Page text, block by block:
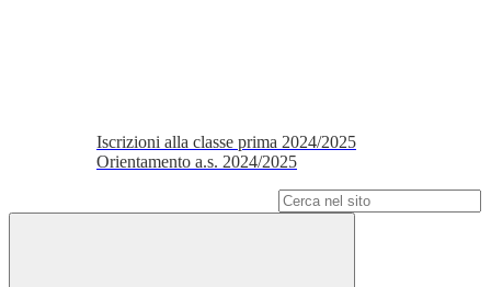
Iscrizioni alla classe prima 2024/2025
Orientamento a.s. 2024/2025